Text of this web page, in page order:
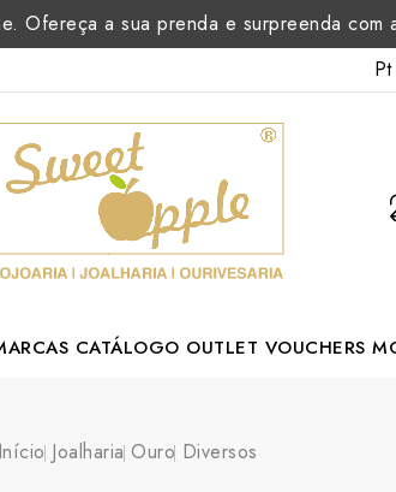
Ofereça a sua prenda e surpreenda com
Pt
CATÁLOGO OUTLET VOUCHERS
Início Joalharia Ouro Diversos